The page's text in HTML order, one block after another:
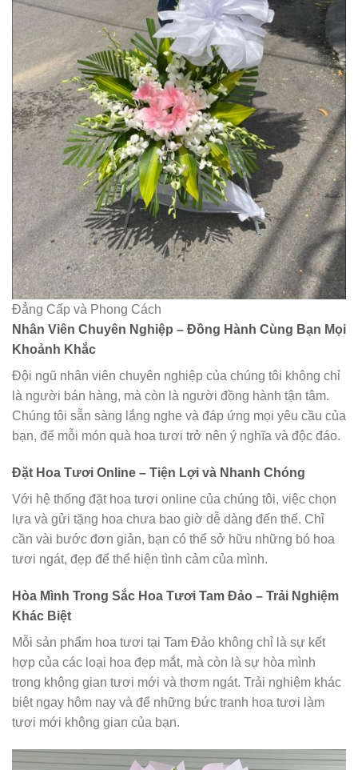
Đẳng Cấp và Phong Cách
Nhân Viên Chuyên Nghiệp – Đồng Hành Cùng Bạn Mọi
Khoảnh Khắc
Đội ngũ nhân viên chuyên nghiệp của chúng tôi không chỉ
là người bán hàng, mà còn là người đồng hành tận tâm.
Chúng tôi sẵn sàng lắng nghe và đáp ứng mọi yêu cầu của
bạn, để mỗi món quà hoa tươi trở nên ý nghĩa và độc đáo.
Đặt Hoa Tươi Online – Tiện Lợi và Nhanh Chóng
Với hệ thống đặt hoa tươi online của chúng tôi, việc chọn
lựa và gửi tặng hoa chưa bao giờ dễ dàng đến thế. Chỉ
cần vài bước đơn giản, bạn có thể sở hữu những bó hoa
tươi ngát, đẹp để thể hiện tình cảm của mình.
Hòa Mình Trong Sắc Hoa Tươi Tam Đảo – Trải Nghiệm
Khác Biệt
Mỗi sản phẩm hoa tươi tại Tam Đảo không chỉ là sự kết
hợp của các loại hoa đẹp mắt, mà còn là sự hòa mình
trong không gian tươi mới và thơm ngát. Trải nghiệm khác
biệt ngay hôm nay và để những bức tranh hoa tươi làm
tươi mới không gian của bạn.